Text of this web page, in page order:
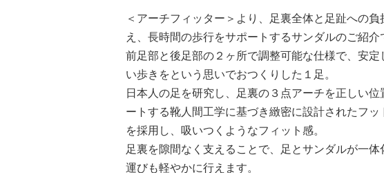
＜アーチフィッター＞より、足裏全体と足趾への負
え、長時間の歩行をサポートするサンダルのご紹介
前足部と後足部の２ヶ所で調整可能な仕様で、安定
い歩きをという思いでおつくりした１足。
日本人の足を研究し、足裏の３点アーチを正しい位
ートする靴人間工学に基づき緻密に設計されたフッ
を採用し、吸いつくようなフィット感。
足裏を隙間なく支えることで、足とサンダルが一体
運びも軽やかに行えます。